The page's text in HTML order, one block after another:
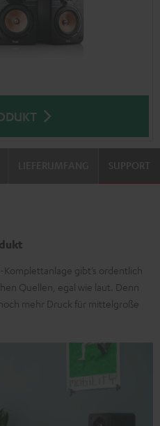
SUPPORT
gibt’s ordentlich
Quellen, egal wie laut. Denn
mehr Druck für mittelgroße